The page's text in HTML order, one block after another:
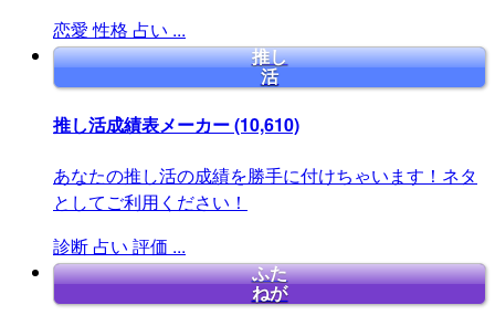
恋愛 性格 占い ...
推し
活
推し活成績表メーカー(10,610)
あなたの推し活の成績を勝手に付けちゃいます！ネタ
としてご利用ください！
診断 占い 評価 ...
ふた
ねが